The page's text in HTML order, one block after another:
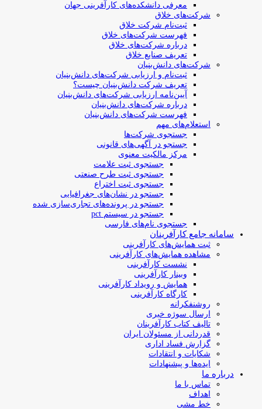
معرفی دانشکده‌های کارآفرینی جهان
شرکت‌های خلاق
ثبت‌نام شرکت خلاق
فهرست شرکت‌های خلاق
درباره شرکت‌های خلاق
تعریف صنایع خلاق
شرکت‌های دانش‌بنیان
ثبت‌نام و ارزیابی شرکت‌های دانش‌بنیان
تعریف شرکت دانش‌بنیان چیست؟
آیین‌نامه ارزیابی شرکت‌های دانش‌بنیان
درباره شرکت‌های دانش‌بنیان
فهرست شرکت‌های دانش‌بنیان
استعلام‌های مهم
جستجوی شرکت‌ها
جستجو در آگهی‌های قانونی
مرکز مالکیت معنوی
جستجوی ثبت علامت
جستجوی ثبت طرح صنعتی
جستجوی ثبت اختراع
جستجو در نشان‌های جغرافیایی
جستجو در پرونده‌های تجاری‌سازی شده
جستجو در سیستم pct
جستجوی نام‌های فارسی
سامانه جامع کارآفرینان
ثبت همایش‌های کارآفرینی
مشاهده همایش‌های کارآفرینی
نشست کارآفرینی
وبینار کارآفرینی
همایش و رویداد کارآفرینی
کارگاه کارآفرینی
روشنفکرانه
ارسال سوژه‌ خبری
تالیف کتاب کارآفرینان
قدردانی از مسئولان ایران
گزارش فساد اداری
شکایات و انتقادات
ایده‌ها و پیشنهادات
درباره ما
تماس با ما
اهداف
خط مشی